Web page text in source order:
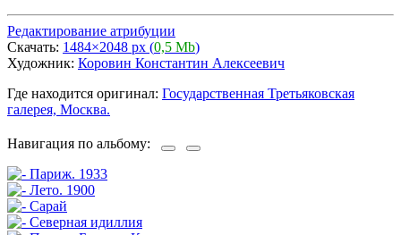
Редактирование атрибуции
Скачать: 1484×2048 px (0,5 Mb)
Художник: Коровин Константин Алексеевич
Где находится оригинал: Государственная Третьяковская
галерея, Москва.
Навигация по альбому: